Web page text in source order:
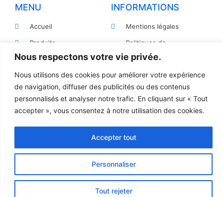
Nous respectons votre vie privée.
Nous utilisons des cookies pour améliorer votre expérience
de navigation, diffuser des publicités ou des contenus
personnalisés et analyser notre trafic. En cliquant sur « Tout
accepter », vous consentez à notre utilisation des cookies.
Personnaliser
Tout rejeter
Accepter tout
MENU
Accueil
Produits
Pièces détachées
Devis
Contact
INFORMATIONS
Mentions légales
Politiques de
confidentialité
vente
Règlement et Expédition
Création site internet par l’agence WebJsemproduction